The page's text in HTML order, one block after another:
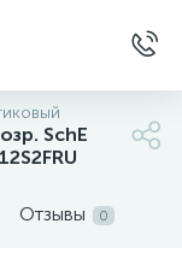
SchE
Отзывы 0